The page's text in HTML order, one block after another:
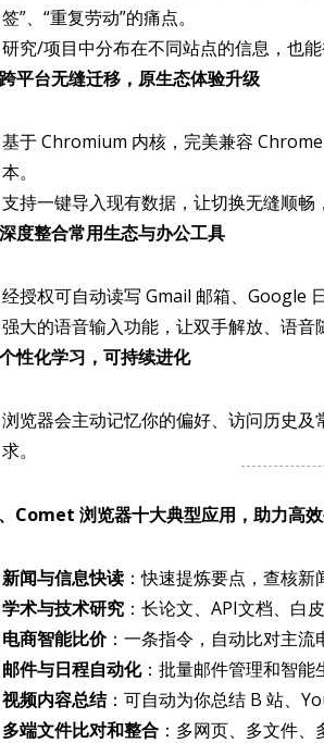
签”、“重复劳动”的痛点。
研究/项目中分布在不同站点的信息，也能
平台无缝迁移，原生态体验升级
基于 Chromium 内核，完美兼容
本。
支持一键导入现有数据，让切换无缝顺畅
度整合常用生态与办公工具
经授权可自动读写 Gmail 邮箱、Google
强大的语音输入功能，让双手解放、语音
性化学习，可持续进化
浏览器会主动记忆你的偏好、访问历史
求。
Comet 浏览器十大典型应用，助力高
新闻与信息快读：快速提炼要点，查核新
学术与技术研究：长论文、API文档、白
电商智能比价：一条指令，自动比对主流
邮件与日程自动化：批量邮件管理和智能
视频内容总结：可自动为你总结 B 站、
多端文件比对和整合：多网页、多文件、